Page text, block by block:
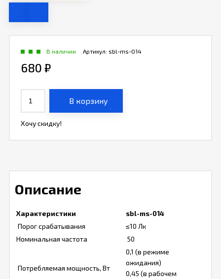
Артикул: sbl-ms-014
В наличии
680 ₽
В корзину
Хочу скидку!
Описание
Характеристики
sbl-ms-014
Порог срабатывания
≤10 Лк
Номинальная частота
50
Потребляемая мощность, Вт
0,1 (в режиме
ожидания)
0,45 (в рабочем